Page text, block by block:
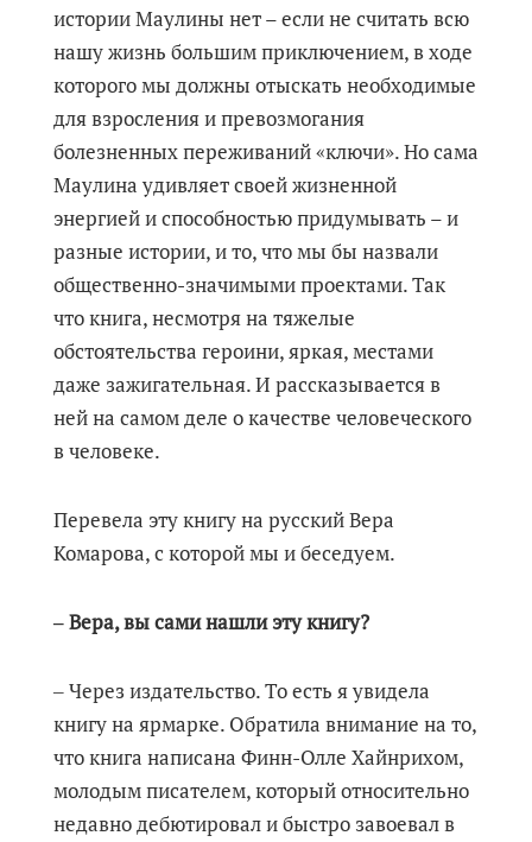
истории Маулины нет – если не считать всю
нашу жизнь большим приключением, в ходе
которого мы должны отыскать необходимые
для взросления и превозмогания
болезненных переживаний «ключи». Но сама
Маулина удивляет своей жизненной
энергией и способностью придумывать – и
разные истории, и то, что мы бы назвали
общественно-значимыми проектами. Так
что книга, несмотря на тяжелые
обстоятельства героини, яркая, местами
даже зажигательная. И рассказывается в
ней на самом деле о качестве человеческого
в человеке.
Перевела эту книгу на русский Вера
Комарова, с которой мы и беседуем.
‒ Вера, вы сами нашли эту книгу?
‒ Через издательство. То есть я увидела
книгу на ярмарке. Обратила внимание на то,
что книга написана Финн-Олле Хайнрихом,
молодым писателем, который относительно
недавно дебютировал и быстро завоевал в